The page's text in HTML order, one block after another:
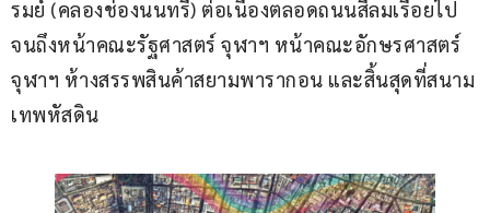
รมย์ (คลองช่องนนทรี) ต่อเนื่องตลอดถนนสีลมเรื่อยไป
จนถึงหน้าคณะรัฐศาสตร์ จุฬาฯ หน้าคณะอักษรศาสตร์
จุฬาฯ ห้างสรรพสินค้าสยามพารากอน และสิ้นสุดที่สนาม
เทพหัสดิน